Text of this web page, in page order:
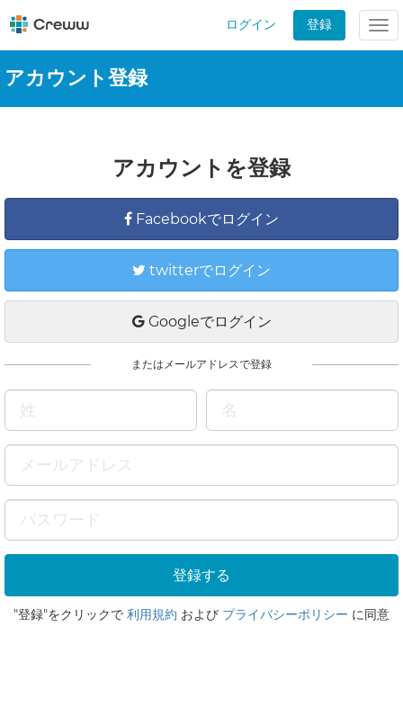
ログイン 登録
アカウント登録
アカウントを登録
Facebookでログイン
twitterでログイン
Googleでログイン
またはメールアドレスで登録
"登録"をクリックで 利用規約 および プライバシーポリシー に同意